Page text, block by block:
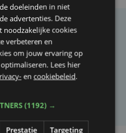
opgemerkt?
schrijffout opgemerkt in dit
artikel?
doeleinden in niet
advertenties. Deze
noodzakelijke cookies
verbeteren en
om jouw ervaring op
Lees hier
en cookiebeleid.
(1192) →
Prestatie Targeting